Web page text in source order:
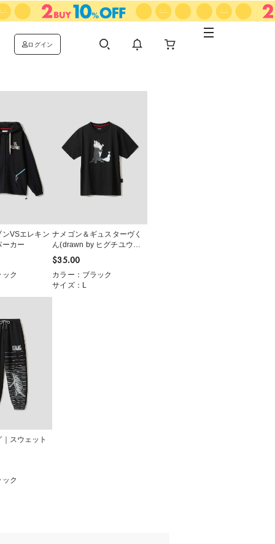
ログイン
VSエレキン
ーカー
ク
ナメゴン＆ギュスターヴく
ん(drawn by ヒグチユウコ)
｜Tシャツ
$‌35.00
カラー：ブラック
サイズ：L
スウェット
ク